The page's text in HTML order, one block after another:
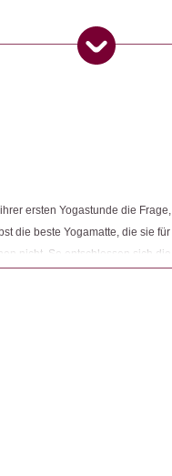
ersten Yogastunde die Frage,
die beste Yogamatte, die sie für
nicht. So entschlossen sich die
vertreiben, die alles mitbringt,